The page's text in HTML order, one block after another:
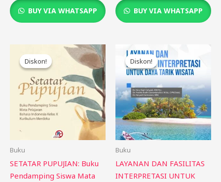
BUY VIA WHATSAPP BUY VIA WHATSAPP
Diskon!
Diskon!
Buku
SETATAR PUPUJIAN: Buku
Pendamping Siswa Mata
aslinya
adalah:
Rp85.000.
Harga
saat
ini
adalah:
Rp75.000.
Diskon!
Diskon!
Buku
LAYANAN DAN FASILITAS
INTERPRETASI UNTUK
Harga
aslinya
adalah:
Rp85.000.
ini
adalah:
Rp75.000.